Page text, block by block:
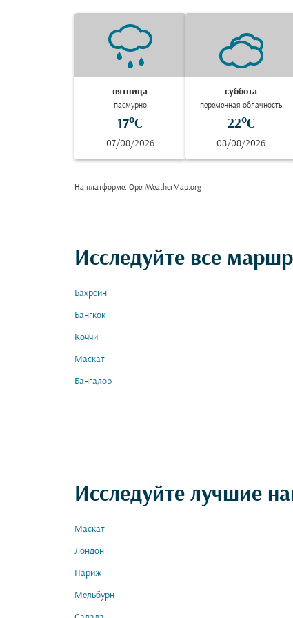
пятница
пасмурно
17°C
07/08/2026
суббота
переменная облачность
22°C
08/08/2026
На платформе: OpenWeatherMap.org
Исследуйте все
Бахрейн
Бангкок
Коччи
Маскат
Бангалор
Исследуйте лучшие
Маскат
Лондон
Париж
Мельбурн